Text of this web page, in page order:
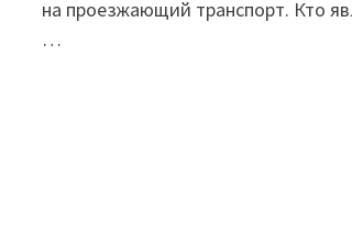
на проезжающий транспорт. Кто
…